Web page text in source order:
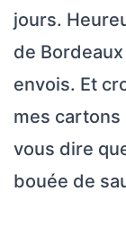
jours.
de
envois. Et
mes cartons
vous dire
bouée de